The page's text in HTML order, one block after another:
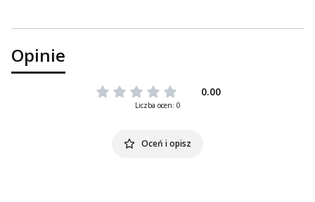
Opinie
0.00
Liczba ocen: 0
Oceń i opisz